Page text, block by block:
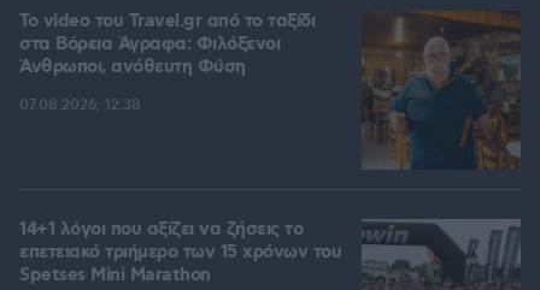
To video του Travel.gr από το ταξίδι
στα Βόρεια Άγραφα: Φιλόξενοι
Άνθρωποι, ανόθευτη Φύση
07.08.2026, 12:38
14+1 λόγοι που αξίζει να ζήσεις το
επετειακό τριήμερο των 15 χρόνων του
Spetses Mini Marathon